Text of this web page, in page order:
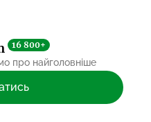
16 800+
про найголовніше